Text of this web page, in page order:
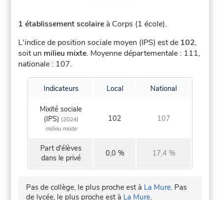
1 établissement scolaire à Corps (1 école).
L'indice de position sociale moyen (IPS) est de 102,
soit un milieu mixte. Moyenne départementale : 111,
nationale : 107.
Indicateurs Local National
Mixité sociale
(IPS) (2024)
milieu mixte
102 107
Part d'élèves
dans le privé
0,0 % 17,4 %
Pas de collège, le plus proche est à La Mure. Pas
de lycée, le plus proche est à La Mure.